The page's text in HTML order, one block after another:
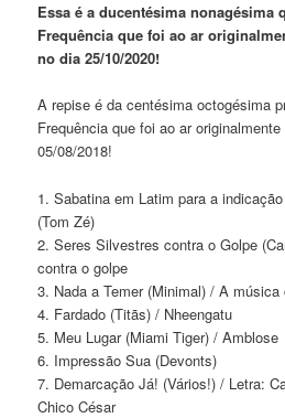
Essa é a ducentésima nonagésima
Frequência que foi ao ar
no dia 25/10/2020!
A repise é da centésima octogésima
Frequência que foi ao ar
05/08/2018!
1. Sabatina em Latim para a
(Tom Zé)
2. Seres Silvestres contra o Golpe
contra o golpe
3. Nada a Temer (Minimal) / A música
4. Fardado (Titãs) / Nheengatu
5. Meu Lugar (Miami Tiger) / Amblose
6. Impressão Sua (Devonts)
7. Demarcação Já! (Vários!) / Letra:
Chico César